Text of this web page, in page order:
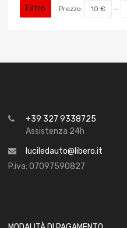
Filtro Prezzo: 10 € —
+39 327 9338725
Assistenza 24h
luciledauto@libero.it
P.iva: 07097590827